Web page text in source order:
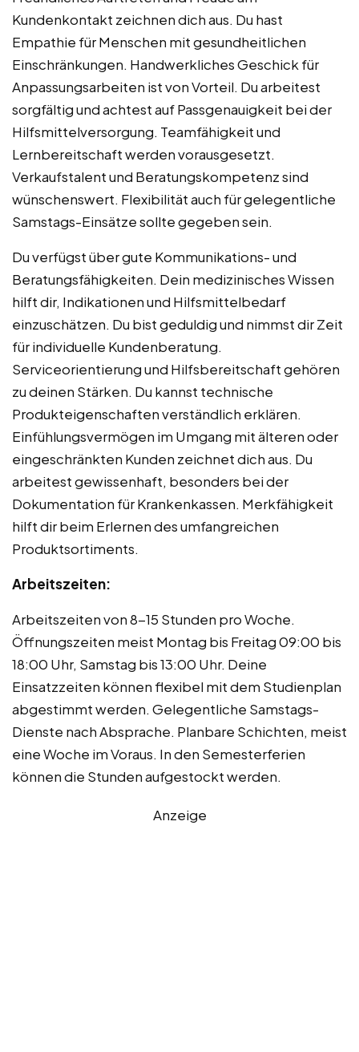
Kundenkontakt zeichnen dich aus. Du hast
Empathie für Menschen mit gesundheitlichen
Einschränkungen. Handwerkliches Geschick für
Anpassungsarbeiten ist von Vorteil. Du arbeitest
sorgfältig und achtest auf Passgenauigkeit bei der
Hilfsmittelversorgung. Teamfähigkeit und
Lernbereitschaft werden vorausgesetzt.
Verkaufstalent und Beratungskompetenz sind
wünschenswert. Flexibilität auch für gelegentliche
Samstags-Einsätze sollte gegeben sein.
Du verfügst über gute Kommunikations- und
Beratungsfähigkeiten. Dein medizinisches Wissen
hilft dir, Indikationen und Hilfsmittelbedarf
einzuschätzen. Du bist geduldig und nimmst dir Zeit
für individuelle Kundenberatung.
Serviceorientierung und Hilfsbereitschaft gehören
zu deinen Stärken. Du kannst technische
Produkteigenschaften verständlich erklären.
Einfühlungsvermögen im Umgang mit älteren oder
eingeschränkten Kunden zeichnet dich aus. Du
arbeitest gewissenhaft, besonders bei der
Dokumentation für Krankenkassen. Merkfähigkeit
hilft dir beim Erlernen des umfangreichen
Produktsortiments.
Arbeitszeiten:
Arbeitszeiten von 8-15 Stunden pro Woche.
Öffnungszeiten meist Montag bis Freitag 09:00 bis
18:00 Uhr, Samstag bis 13:00 Uhr. Deine
Einsatzzeiten können flexibel mit dem Studienplan
abgestimmt werden. Gelegentliche Samstags-
Dienste nach Absprache. Planbare Schichten, meist
eine Woche im Voraus. In den Semesterferien
können die Stunden aufgestockt werden.
Anzeige